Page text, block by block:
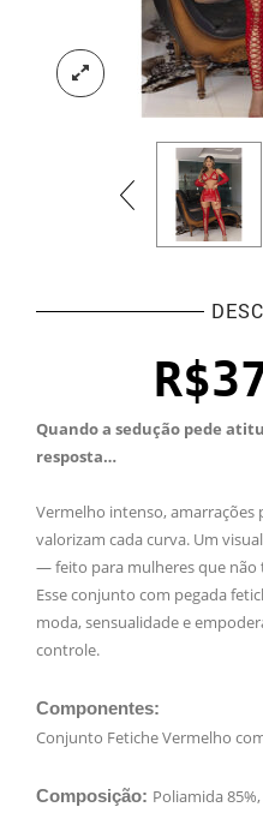
R$
Quando a sedução pede
resposta…
Vermelho intenso, amarrações
valorizam cada curva. Um
— feito para mulheres que não
Esse conjunto com pegada
moda, sensualidade e
controle.
Componentes:
Conjunto Fetiche Vermelho
Composição: Poliamida